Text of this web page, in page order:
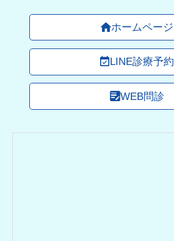
ホームページ
LINE診療予約
WEB問診